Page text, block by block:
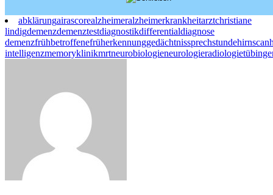
abklärungairascorealzheimeralzheimerkrankheitarztchristiane
lindigdemenzdemenztestdiagnostikdifferentialdiagnose
demenzfrühbetroffenefrüherkennunggedächtnissprechstundehirnscan
intelligenzmemoryklinikmrtneurobiologieneurologieradiologie